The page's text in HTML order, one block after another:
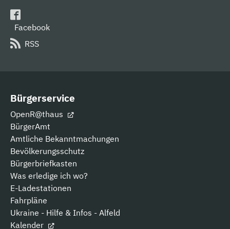
Facebook
RSS
Bürgerservice
OpenR@thaus
BürgerAmt
Amtliche Bekanntmachungen
Bevölkerungsschutz
Bürgerbriefkasten
Was erledige ich wo?
E-Ladestationen
Fahrpläne
Ukraine - Hilfe & Infos - Alfeld
Kalender